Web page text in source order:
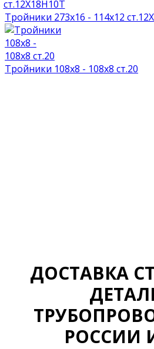
Тройники 273х16 - 114х12
Тройники 108х8 - 108х8 ст.20
ДОСТАВКА
РОССИИ